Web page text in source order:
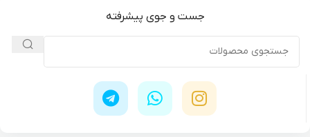
جست و جوی پیشرفته